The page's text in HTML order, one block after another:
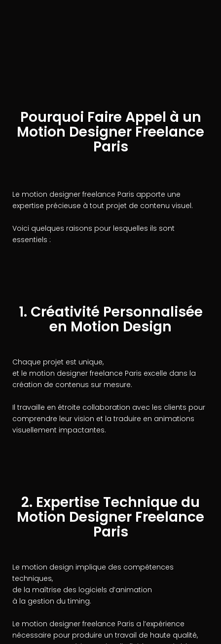
Pourquoi Faire Appel à un
Motion Designer Freelance
Paris
Le motion designer freelance Paris apporte une
expertise précieuse à tout projet de contenu visuel.
Voici quelques raisons pour lesquelles ils sont
essentiels :
1. Créativité Personnalisée
en Motion Design
Chaque projet est unique,
et le motion designer freelance Paris excelle dans la
création de contenus sur mesure.
Il travaille en étroite collaboration avec les clients pour
comprendre leur vision et la traduire en animations
visuellement impactantes.
2. Expertise Technique du
Motion Designer Freelance
Paris
Le motion design implique des compétences
techniques,
de la maîtrise des logiciels d’animation
à la gestion du timing.
Le motion designer freelance Paris a l’expérience
nécessaire pour produire un travail de haute qualité,